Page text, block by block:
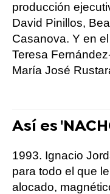
producción
David Pinillos,
Casanova. Y en
Teresa
María José
Así es
1993. Ignacio
para todo el que
alocado,